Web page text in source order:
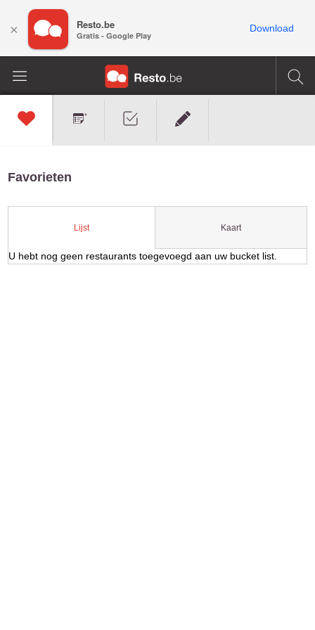
Favorieten
Lijst Kaart
U hebt nog geen restaurants toegevoegd aan uw bucket list.
× Resto.be
Gratis - Google Play
Download